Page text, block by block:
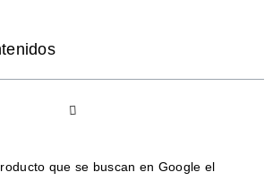
que se buscan en Google el